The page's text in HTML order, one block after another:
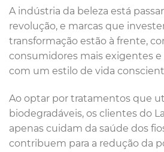
A indústria da beleza está
revolução, e marcas que
transformação estão à frente,
consumidores mais exigentes
com um estilo de vida
Ao optar por tratamentos que
biodegradáveis, os clientes do
apenas cuidam da saúde dos
contribuem para a redução da